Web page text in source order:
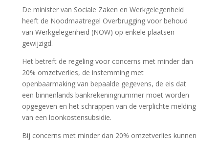
De minister van Sociale Zaken en Werkgelegenheid
heeft de Noodmaatregel Overbrugging voor behoud
van Werkgelegenheid (NOW) op enkele plaatsen
gewijzigd.
Het betreft de regeling voor concerns met minder dan
20% omzetverlies, de instemming met
openbaarmaking van bepaalde gegevens, de eis dat
een binnenlands bankrekeningnummer moet worden
opgegeven en het schrappen van de verplichte melding
van een loonkostensubsidie.
Bij concerns met minder dan 20% omzetverlies kunnen